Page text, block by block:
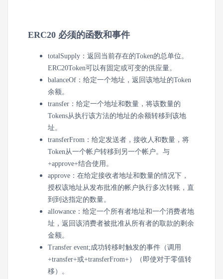
ERC20 必须的函数和事件
totalSupply：返回当前存在的Token的总单位。
ERC20Token可以有固定或可变的供应量。
balanceOf： 给定一个地址，返回该地址的Token
余额。
transfer： 给定一个地址和数量，将该数量的
Tokens从执行该方法的地址的余额转移到该地
址。
transferFrom： 给定发送者，接收人和数量，将
Token从一个帐户转移到另一个帐户。与
+approve+结合使用。
approve： 在给定接收者地址和数量的情况下，
授权该地址从发布批准的帐户执行多次转账，直
到到达指定的数量。
allowance： 给定一个所有者地址和一个消费者地
址，返回该消费者被批准从所有者的取款的剩余
金额。
Transfer event;成功转移时触发的事件（调用
+transfer+或+transferFrom+）（即使对于零值转
移）。